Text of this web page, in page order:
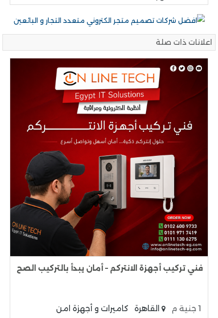
اعلانات ذات صلة
فني تركيب أجهزة الانتركم – أمان يبدأ بالتركيب الصح
1 جنية م القاهرة
كاميرات و أجهزة امن